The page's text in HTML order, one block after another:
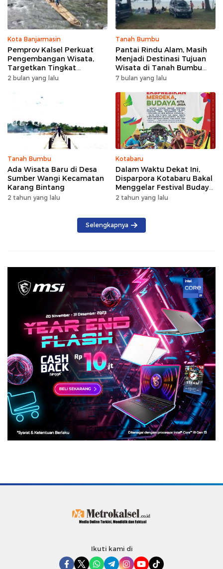
Kota Banjarmasin
Pemprov Kalsel Perkuat
Pengembangan Wisata,
Targetkan Tingkat
Kunjungan Naik 5 Persen di
2 bulan yang lalu
Tanah Bumbu
Pantai Rindu Alam, Masih
Menjadi Destinasi Tujuan
Wisata di Tanah Bumbu
dengan Rindangnya Pohon
7 bulan yang lalu
Tanah Bumbu
Ada Wisata Baru di Desa
Sumber Wangi Kecamatan
Karang Bintang
2 tahun yang lalu
Kotabaru
Dalam Waktu Dekat Ini,
Disparpora Kotabaru Bakal
Menggelar Festival Budaya
Saijaan 2024
2 tahun yang lalu
Selengkapnya
Ikuti kami di